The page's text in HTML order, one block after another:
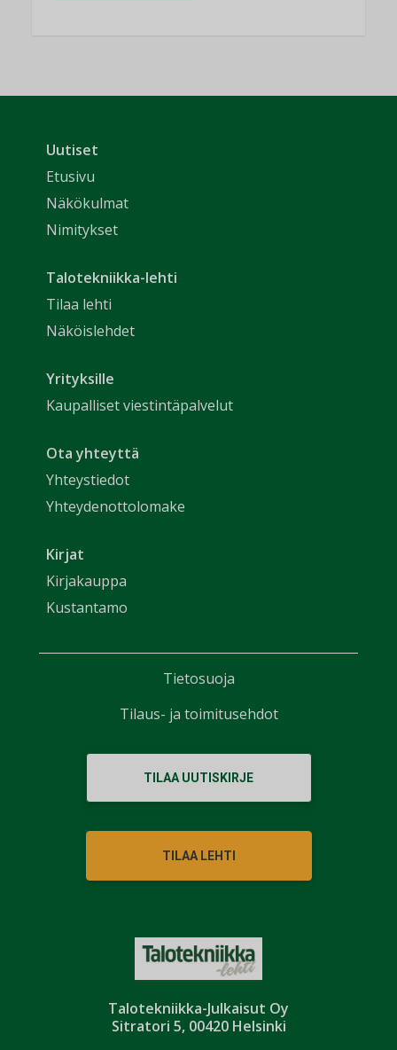
Talotekniikka-Julkaisut Oy
Sitratori 5, 00420 Helsinki
Uutiset
Etusivu
Näkökulmat
Nimitykset
Talotekniikka-lehti
Tilaa lehti
Näköislehdet
Yrityksille
Kaupalliset viestintäpalvelut
Ota yhteyttä
Yhteystiedot
Yhteydenottolomake
Kirjat
Kirjakauppa
Kustantamo
TILAA UUTISKIRJE
TILAA LEHTI
Tietosuoja
Tilaus- ja toimitusehdot